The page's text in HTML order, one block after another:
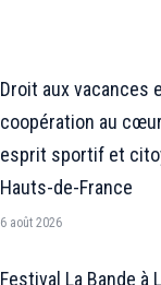
Droit aux vacances
coopération au
esprit sportif et
Hauts-de-France
6 août 2026
Festival La Bande à